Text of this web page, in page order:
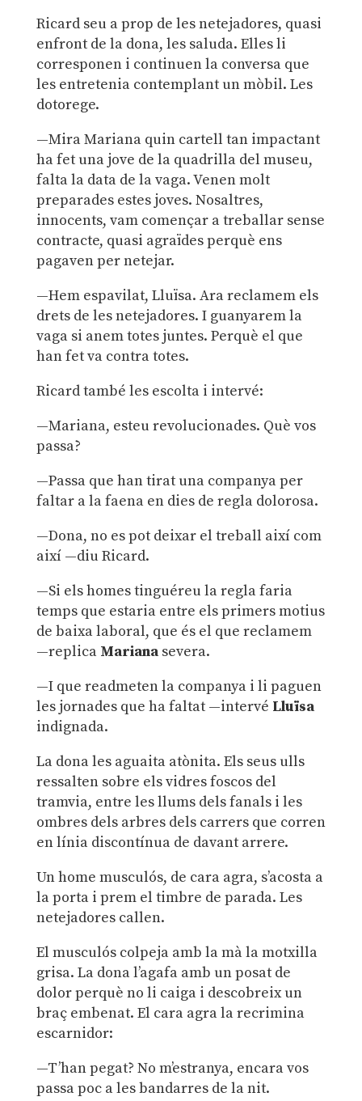
Ricard seu a prop de les netejadores, quasi
enfront de la dona, les saluda. Elles li
corresponen i continuen la conversa que
les entretenia contemplant un mòbil. Les
dotorege.
—Mira Mariana quin cartell tan impactant
ha fet una jove de la quadrilla del museu,
falta la data de la vaga. Venen molt
preparades estes joves. Nosaltres,
innocents, vam començar a treballar sense
contracte, quasi agraïdes perquè ens
pagaven per netejar.
—Hem espavilat, Lluïsa. Ara reclamem els
drets de les netejadores. I guanyarem la
vaga si anem totes juntes. Perquè el que
han fet va contra totes.
Ricard també les escolta i intervé:
—Mariana, esteu revolucionades. Què vos
passa?
—Passa que han tirat una companya per
faltar a la faena en dies de regla dolorosa.
—Dona, no es pot deixar el treball així com
així —diu Ricard.
—Si els homes tinguéreu la regla faria
temps que estaria entre els primers motius
de baixa laboral, que és el que reclamem
—replica Marianasevera.
—I que readmeten la companya i li paguen
les jornades que ha faltat —intervé Lluïsa
indignada.
La dona les aguaita atònita. Els seus ulls
ressalten sobre els vidres foscos del
tramvia, entre les llums dels fanals i les
ombres dels arbres dels carrers que corren
en línia discontínua de davant arrere.
Un home musculós, de cara agra, s’acosta a
la porta i prem el timbre de parada. Les
netejadores callen.
El musculós colpeja amb la mà la motxilla
grisa. La dona l’agafa amb un posat de
dolor perquè no li caiga i descobreix un
braç embenat. El cara agra la recrimina
escarnidor:
—T’han pegat? No m’estranya, encara vos
passa poc a les bandarres de la nit.